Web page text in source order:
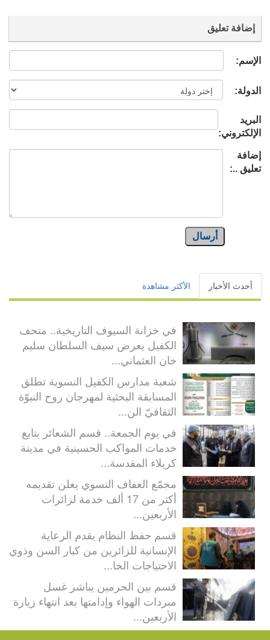
إضافة تعليق
الإسم:
الدولة:
البريد
الإلكتروني:
إضافة
تعليق ..:
أرسال
أحدث الأخبار الأكثر مشاهدة
في خزانة السيوف التاريخية.. متحف
الكفيل يعرض سيف السلطان سليم
خان العثماني...
شعبة مدارس الكفيل النسوية تطلق
المسابقة البحثية لمهرجان روح النبوّة
الثقافيّ الن...
في يوم الجمعة.. قسم الشعائر يتابع
خدمات المواكب الحسينية في مدينة
كربلاء المقدسة...
مجمّع العفاف النسوي يعلن تقديمه
أكثر من 17 ألف خدمة لزائرات
الأربعين...
قسم حفظ النظام يقدم الرعاية
الإنسانية للزائرين من كبار السن وذوي
الاحتياجات الخا...
قسم بين الحرمين يباشر غسل
مبردات الهواء وإدامتها بعد انتهاء زيارة
الأربعين...